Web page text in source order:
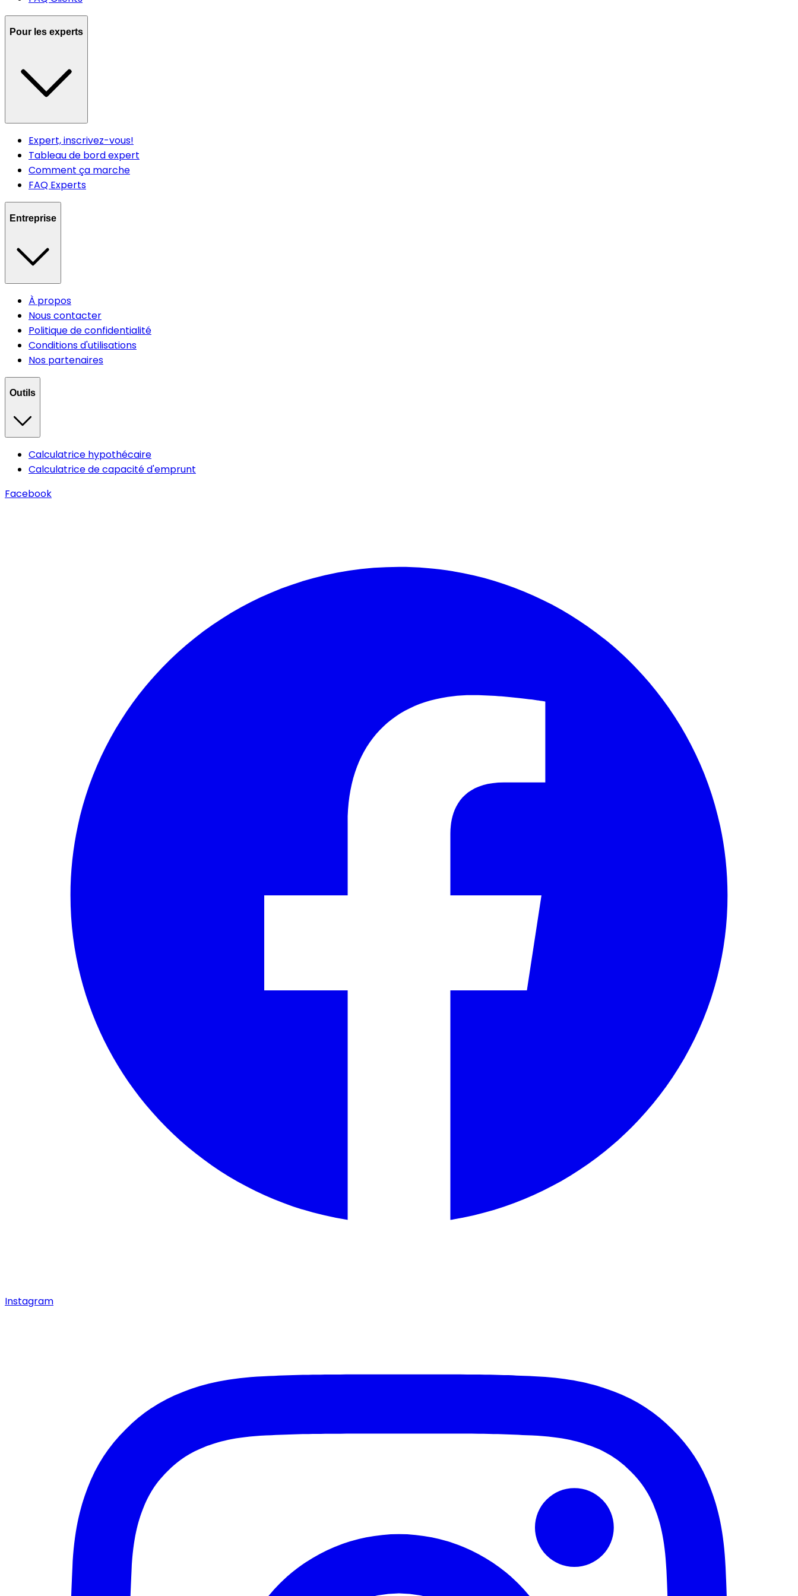
Pour les experts
Expert, inscrivez-vous!
Tableau de bord expert
Comment ça marche
FAQ Experts
Entreprise
À propos
Nous contacter
Politique de confidentialité
Conditions d'utilisations
Nos partenaires
Outils
Calculatrice hypothécaire
Calculatrice de capacité d'emprunt
Facebook
Instagram